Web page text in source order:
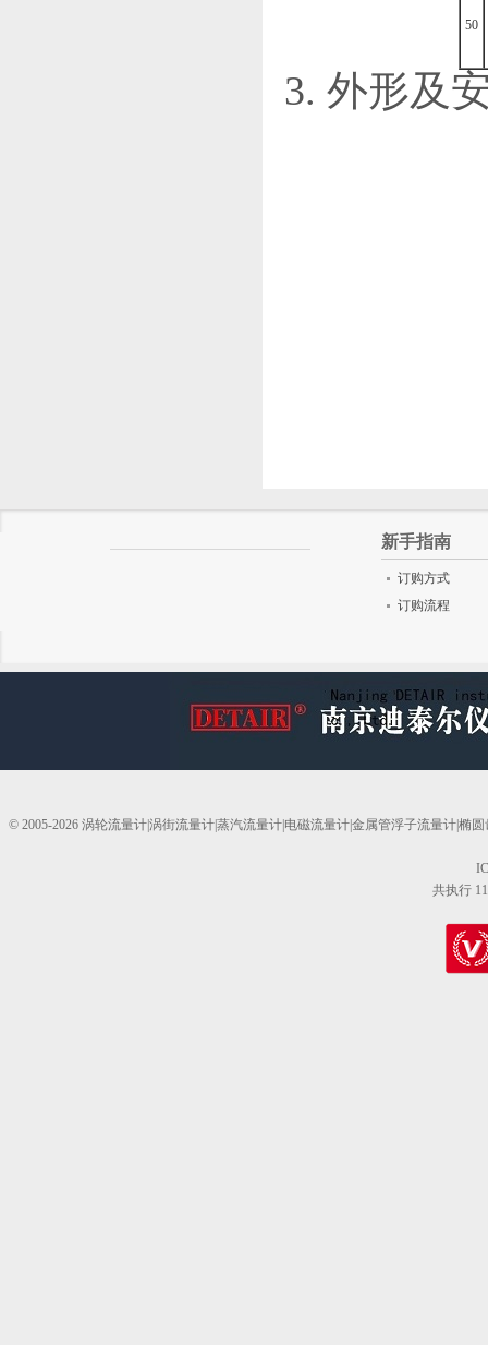
50
3. 外形及
新手指南
订购方式
订购流程
© 2005-2026 涡轮流量计|涡街流量计|蒸汽流量计|电磁流量计|金属管浮子流量计|椭
共执行